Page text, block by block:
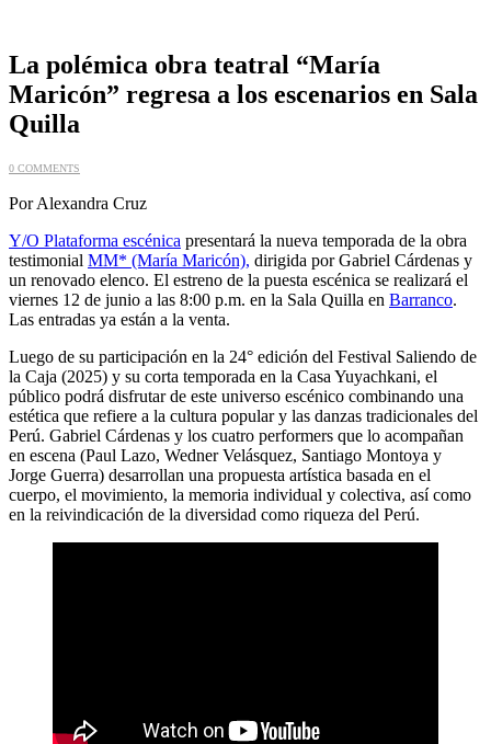
La polémica obra teatral “María
Maricón” regresa a los escenarios en Sala
Quilla
0 COMMENTS
Por Alexandra Cruz
Y/O Plataforma escénica presentará la nueva temporada de la obra
testimonial MM* (María Maricón), dirigida por Gabriel Cárdenas y
un renovado elenco. El estreno de la puesta escénica se realizará el
viernes 12 de junio a las 8:00 p.m. en la Sala Quilla en Barranco.
Las entradas ya están a la venta.
Luego de su participación en la 24° edición del Festival Saliendo de
la Caja (2025) y su corta temporada en la Casa Yuyachkani, el
público podrá disfrutar de este universo escénico combinando una
estética que refiere a la cultura popular y las danzas tradicionales del
Perú. Gabriel Cárdenas y los cuatro performers que lo acompañan
en escena (Paul Lazo, Wedner Velásquez, Santiago Montoya y
Jorge Guerra) desarrollan una propuesta artística basada en el
cuerpo, el movimiento, la memoria individual y colectiva, así como
en la reivindicación de la diversidad como riqueza del Perú.